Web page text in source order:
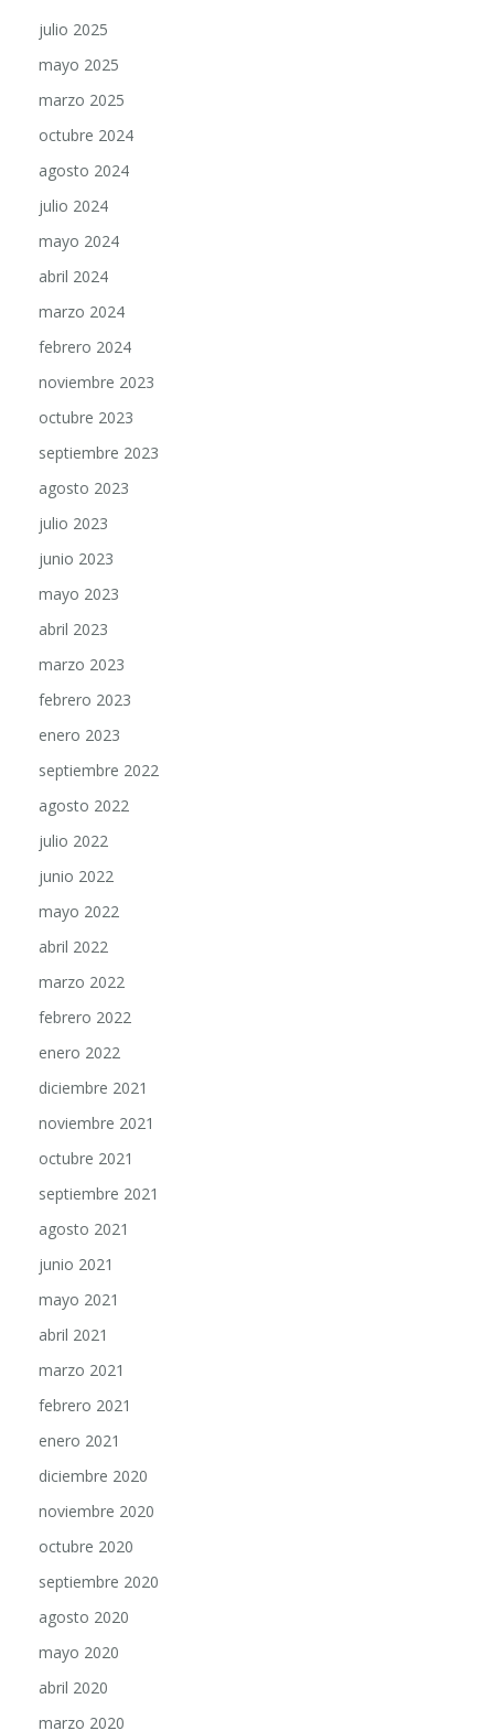
mayo 2025
marzo 2025
octubre 2024
agosto 2024
julio 2024
mayo 2024
abril 2024
marzo 2024
febrero 2024
noviembre 2023
octubre 2023
septiembre 2023
agosto 2023
julio 2023
junio 2023
mayo 2023
abril 2023
marzo 2023
febrero 2023
enero 2023
septiembre 2022
agosto 2022
julio 2022
junio 2022
mayo 2022
abril 2022
marzo 2022
febrero 2022
enero 2022
diciembre 2021
noviembre 2021
octubre 2021
septiembre 2021
agosto 2021
junio 2021
mayo 2021
abril 2021
marzo 2021
febrero 2021
enero 2021
diciembre 2020
noviembre 2020
octubre 2020
septiembre 2020
agosto 2020
mayo 2020
abril 2020
marzo 2020